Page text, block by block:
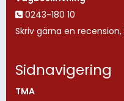
0243-180 10
Skriv gärna en recension,
Sidnavigering
TMA